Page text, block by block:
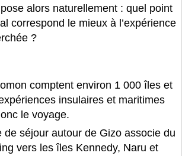
alors naturellement : quel point
correspond le mieux à l’expérience
?
comptent environ 1 000 îles et
insulaires et maritimes
le voyage.
de séjour autour de Gizo associe du
vers les îles Kennedy, Naru et